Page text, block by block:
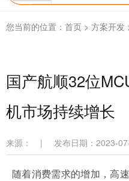
您当前的位置： 首页 > 方案开发
国产航顺32位
机市场持续增长
来源： | 发布日期：2023-
随着消费需求的增加，高